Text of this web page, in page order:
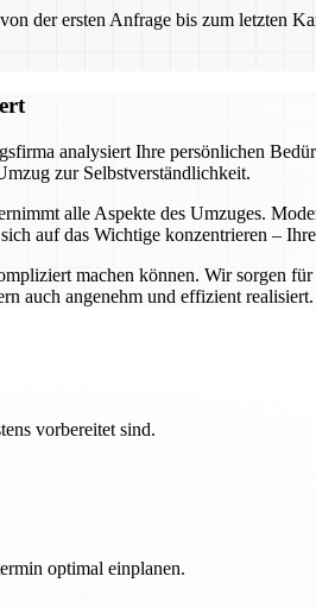
der ersten Anfrage bis zum letzten
analysiert Ihre persönlichen
zur Selbstverständlichkeit.
alle Aspekte des Umzuges.
auf das Wichtige konzentrieren –
machen können. Wir sorgen
auch angenehm und effizient realisiert.
vorbereitet sind.
optimal einplanen.